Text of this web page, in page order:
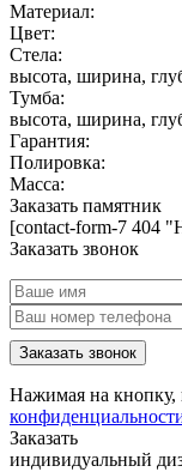
Материал:
Цвет:
Стела:
высота, ширина,
Тумба:
высота, ширина,
Гарантия:
Полировка:
Масса:
Заказать памятник
[contact-form-7 404
Заказать звонок
Нажимая на кнопку,
Заказать
индивидуальный